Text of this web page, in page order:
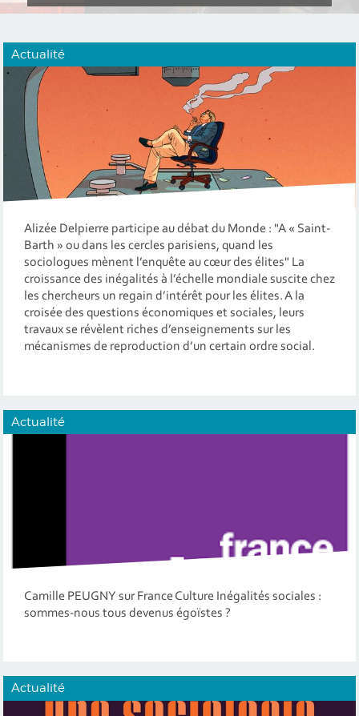
Actualité
Alizée Delpierre participe au débat du Monde : "A « Saint-
Barth » ou dans les cercles parisiens, quand les
sociologues mènent l’enquête au cœur des élites" La
croissance des inégalités à l’échelle mondiale suscite chez
les chercheurs un regain d’intérêt pour les élites. A la
croisée des questions économiques et sociales, leurs
travaux se révèlent riches d’enseignements sur les
mécanismes de reproduction d’un certain ordre social.
Actualité
Camille PEUGNY sur France Culture Inégalités sociales :
sommes-nous tous devenus égoïstes ?
Actualité